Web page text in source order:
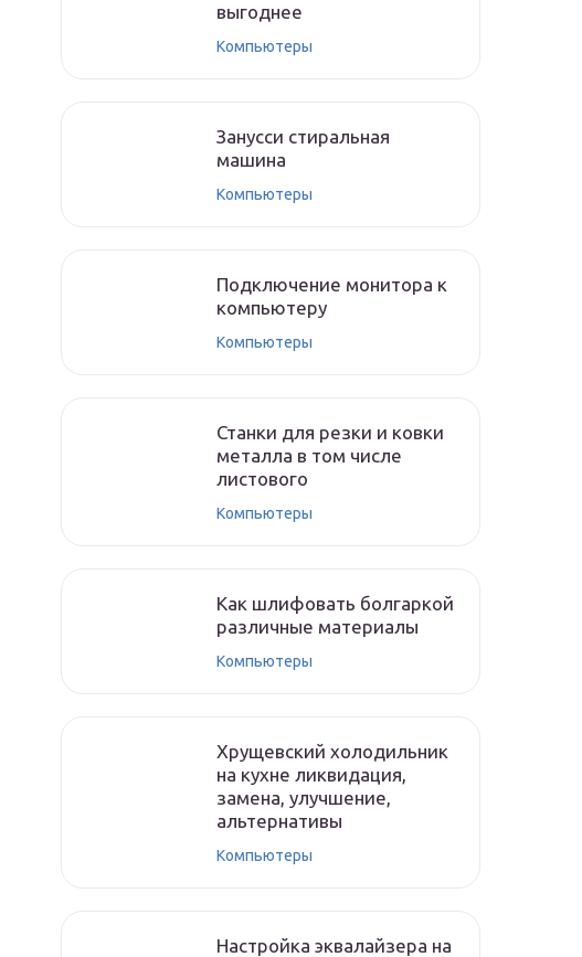
выгоднее
Компьютеры
Занусси стиральная
машина
Компьютеры
Подключение монитора к
компьютеру
Компьютеры
Станки для резки и ковки
металла в том числе
листового
Компьютеры
Как шлифовать болгаркой
различные материалы
Компьютеры
Хрущевский холодильник
на кухне ликвидация,
замена, улучшение,
альтернативы
Компьютеры
Настройка эквалайзера на